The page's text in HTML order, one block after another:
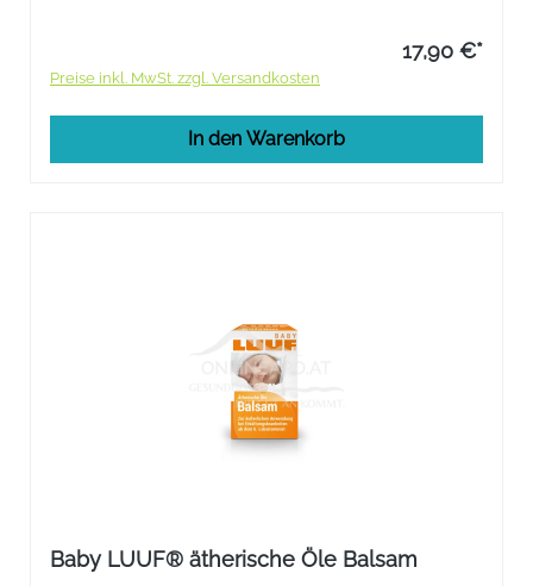
17,90 €*
Preise inkl. MwSt. zzgl. Versandkosten
In den Warenkorb
Baby LUUF® ätherische Öle Balsam